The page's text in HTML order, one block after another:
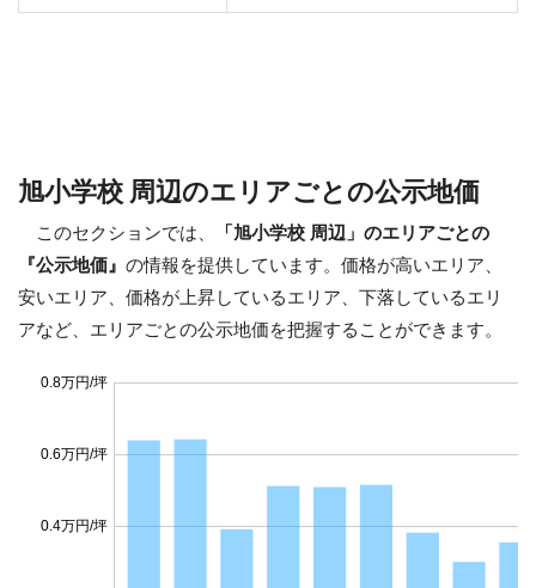
旭小学校 周辺のエリアごとの公示地価
このセクションでは、
「旭小学校 周辺」のエリアごとの
『公示地価』 の情報を提供しています。価格が高いエリア、
安いエリア、価格が上昇しているエリア、下落しているエリ
アなど、エリアごとの公示地価を把握することができます。
0.4万円/坪
0.6万円/坪
0.8万円/坪